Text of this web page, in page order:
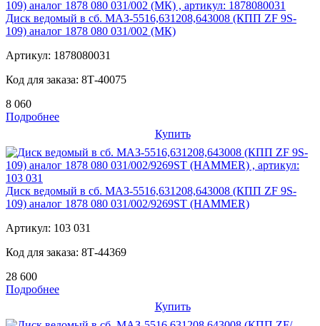
Диск ведомый в сб. МАЗ-5516,631208,643008 (КПП ZF 9S-
109) аналог 1878 080 031/002 (МК)
Артикул: 1878080031
Код для заказа: 8Т-40075
8 060
Подробнее
Купить
Диск ведомый в сб. МАЗ-5516,631208,643008 (КПП ZF 9S-
109) аналог 1878 080 031/002/9269ST (HAMMER)
Артикул: 103 031
Код для заказа: 8Т-44369
28 600
Подробнее
Купить